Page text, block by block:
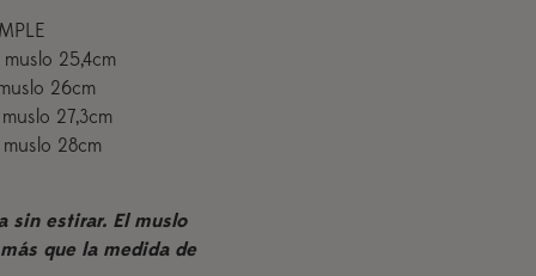
25,4cm
26cm
27,3cm
28cm
sin estirar. El muslo
que la medida de